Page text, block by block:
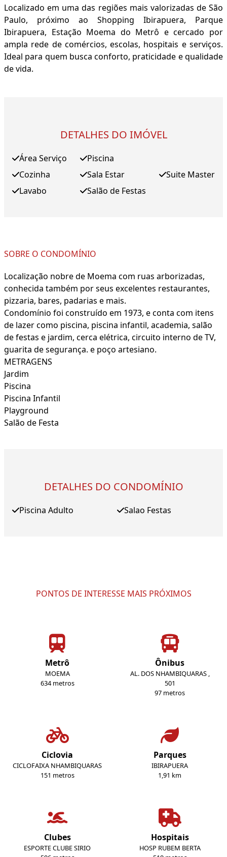
Localizado em uma das regiões mais valorizadas de São
Paulo, próximo ao Shopping Ibirapuera, Parque
Ibirapuera, Estação Moema do Metrô e cercado por
ampla rede de comércios, escolas, hospitais e serviços.
Ideal para quem busca conforto, praticidade e qualidade
de vida.
DETALHES DO IMÓVEL
Área Serviço
Cozinha
Lavabo
Piscina
Sala Estar
Salão de Festas
Suite Master
SOBRE O CONDOMÍNIO
Localização nobre de Moema com ruas arborizadas,
conhecida também por seus excelentes restaurantes,
pizzaria, bares, padarias e mais.
Condomínio foi construído em 1973, e conta com itens
de lazer como piscina, piscina infantil, academia, salão
de festas e jardim, cerca elétrica, circuito interno de TV,
guarita de segurança. e poço artesiano.
METRAGENS
Jardim
Piscina
Piscina Infantil
Playground
Salão de Festa
DETALHES DO CONDOMÍNIO
Piscina Adulto Salao Festas
PONTOS DE INTERESSE MAIS PRÓXIMOS
Metrô
MOEMA
634 metros
Ônibus
AL. DOS NHAMBIQUARAS ,
501
97 metros
Ciclovia
CICLOFAIXA NHAMBIQUARAS
151 metros
Parques
IBIRAPUERA
1,91 km
Clubes
ESPORTE CLUBE SIRIO
Hospitais
HOSP RUBEM BERTA